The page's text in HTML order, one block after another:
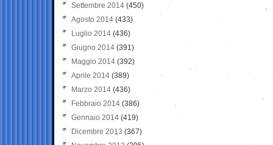
Settembre 2014 (450)
Agosto 2014 (433)
Luglio 2014 (436)
Giugno 2014 (391)
Maggio 2014 (392)
Aprile 2014 (389)
Marzo 2014 (436)
Febbraio 2014 (386)
Gennaio 2014 (419)
Dicembre 2013 (367)